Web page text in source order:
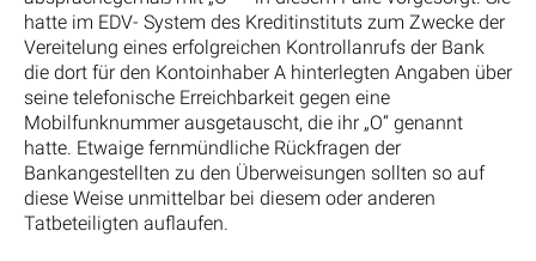
hatte im EDV- System des Kreditinstituts zum Zwecke der
Vereitelung eines erfolgreichen Kontrollanrufs der Bank
die dort für den Kontoinhaber A hinterlegten Angaben über
seine telefonische Erreichbarkeit gegen eine
Mobilfunknummer ausgetauscht, die ihr „O“ genannt
hatte. Etwaige fernmündliche Rückfragen der
Bankangestellten zu den Überweisungen sollten so auf
diese Weise unmittelbar bei diesem oder anderen
Tatbeteiligten auflaufen.